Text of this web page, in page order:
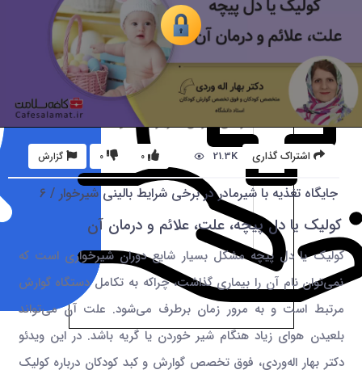
اشتراک گذاری 21.3K گزارش 0 0
جایگاه تغذیه با شیرمادر در برخی شرایط بالینی شیرخوار / 6
کولیک یا دل پیچه، علت، علائم و درمان آن
کولیک یا دل پیچه مشکل بسیار شایع دوران شیرخواری است که
نمی‌توان نام آن را بیماری گذاشت، چراکه به تکامل دستگاه گوارش
مرتبط است و به مرور زمان برطرف می‌شود. علت آن می‌تواند
بلعیدن هوای زیاد هنگام شیر خوردن یا گریه باشد. در این ویدئو
دکتر بهار اله‌وردی، فوق تخصص گوارش و کبد کودکان درباره کولیک